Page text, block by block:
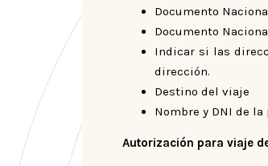
Documento
Documento
Indicar si las
dirección.
Destino del viaje
Nombre y DNI de
Autorización para viaje